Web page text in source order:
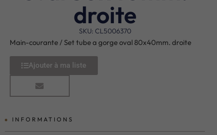
droite
SKU: CL5006370
Main-courante / Set tube a gorge oval 80x40mm. droite
Ajouter à ma liste
INFORMATIONS